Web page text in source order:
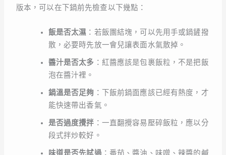
版本，可以在下鍋前先檢查以下幾點：
飯是否太濕 ：若飯團結塊，可以先用手或鍋鏟撥
散，必要時先放一會兒讓表面水氣散掉。
醬汁是否太多 ：紅醬應該是包裹飯粒，不是把飯
泡在醬汁裡。
鍋溫是否足夠 ：下飯前鍋面應該已經有熱度，才
能快速帶出香氣。
是否過度攪拌 ：一直翻攪容易壓碎飯粒，應以分
段式拌炒較好。
味道是否先試過 ：番茄、醬油、味噌、辣醬的鹹